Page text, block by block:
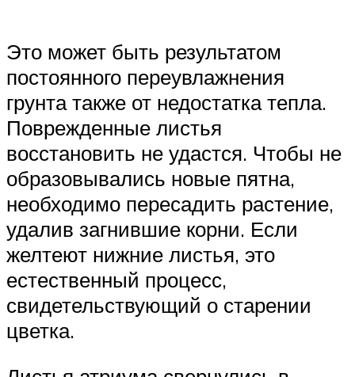
Это может быть результатом
постоянного переувлажнения
грунта также от недостатка тепла.
Поврежденные листья
восстановить не удастся. Чтобы не
образовывались новые пятна,
необходимо пересадить растение,
удалив загнившие корни. Если
желтеют нижние листья, это
естественный процесс,
свидетельствующий о старении
цветка.